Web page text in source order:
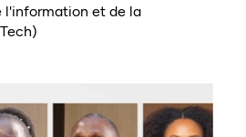
l'information et de la